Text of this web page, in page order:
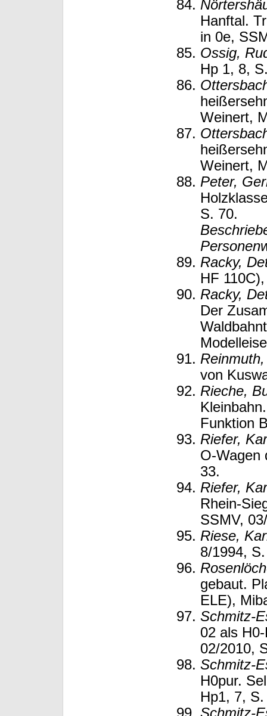
Hanftal.
in 0e,
Ossig,
Hp 1, 8,
Weinert,
Weinert,
Peter,
S. 70.
Racky,
HF
Racky,
Der
von
Rieche,
Funktion
Riefer,
O-Wagen
33.
Riefer,
Rhein-
SSMV,
Riese,
8/1994,
gebaut.
ELE),
Schmitz-
02 als
02/2010,
Schmitz-
H0pur.
Hp1, 7,